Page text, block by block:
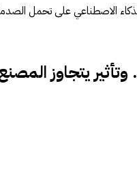
الاصطناعي على تحمل
يتجاوز